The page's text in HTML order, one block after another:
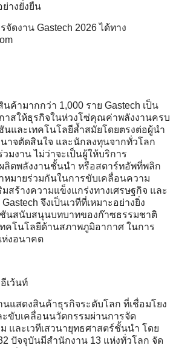
างยั่งยืน
จัดงาน Gastech 2026 ได้ทาง
ค้ามากกว่า 1,000 ราย Gastech เป็น
าสให้ธุรกิจในห่วงโซ่คุณค่าพลังงานครบ
นและเทคโนโลยีล้ำสมัยโดยตรงต่อผู้นำ
าจตัดสินใจ และนักลงทุนจากทั่วโลก
มงาน ไม่ว่าจะเป็นผู้ให้บริการ
ลิตพลังงานชั้นนำ หรือสตาร์ทอัพที่พลิก
าหมายร่วมกันในการขับเคลื่อนความ
สร้างความแข็งแกร่งทางเศรษฐกิจ และ
จึงเป็นเวทีที่เหมาะอย่างยิ่ง
นสนับสนุนบทบาทของก๊าซธรรมชาติ
ทคโนโลยีด้านสภาพภูมิอากาศ ในการ
ห่งอนาคต
เว้นท์
นแสดงสินค้าธุรกิจระดับโลก ที่เชื่อมโยง
ขับเคลื่อนนวัตกรรมผ่านการจัด
และเวทีเสวนายุทธศาสตร์ชั้นนำ โดย
ปัจจุบันมีสำนักงาน 13 แห่งทั่วโลก จัด